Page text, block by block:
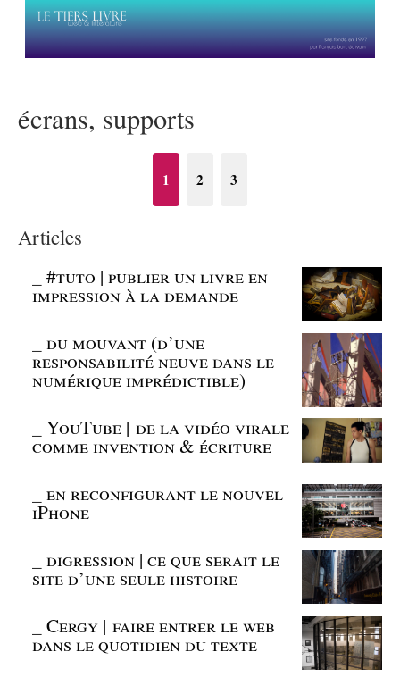
écrans, supports
1 2 3
Articles
_#tuto | publier un livre en
impression à la demande
_du mouvant (d’une
responsabilité neuve dans le
numérique imprédictible)
_YouTube | de la vidéo virale
comme invention & écriture
_en reconfigurant le nouvel
iPhone
_digression | ce que serait le
site d’une seule histoire
_Cergy | faire entrer le web
dans le quotidien du texte